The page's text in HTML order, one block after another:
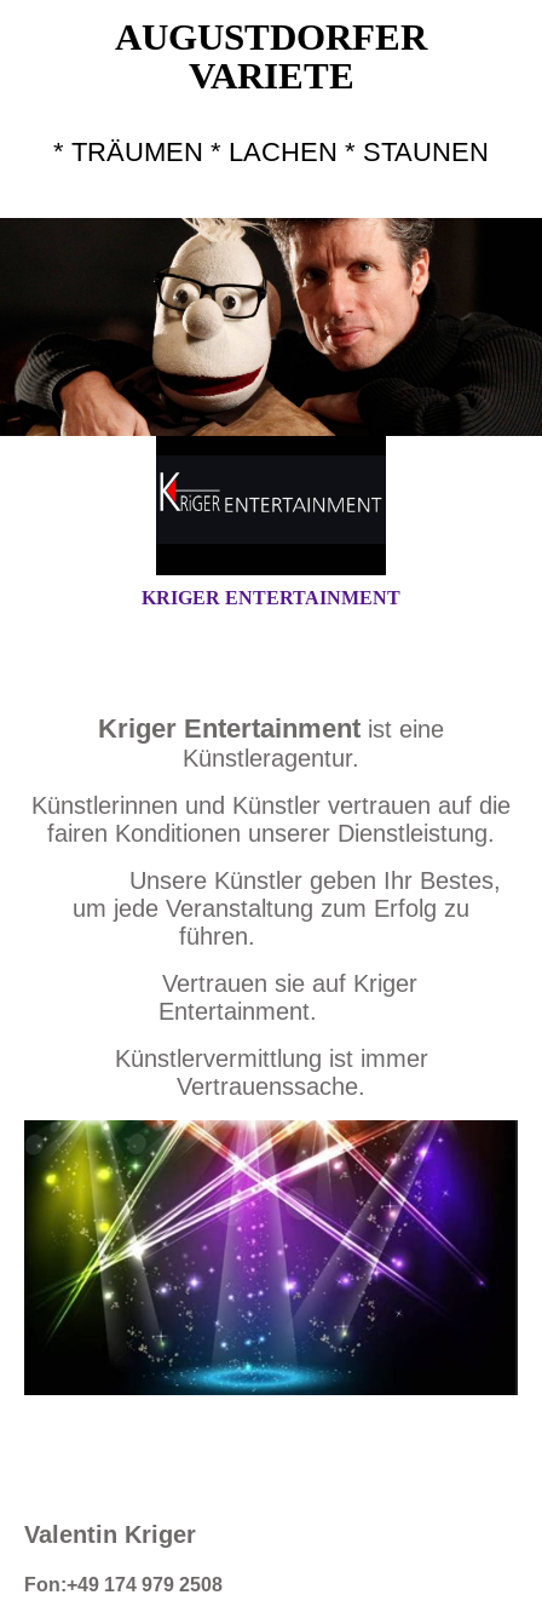
AUGUSTDORFER
VARIETE
* TRÄUMEN * LACHEN * STAUNEN
KRIGER ENTERTAINMENT
Kriger Entertainment ist eine
Künstleragentur.
Künstlerinnen und Künstler vertrauen auf die
fairen Konditionen unserer Dienstleistung.
Unsere Künstler geben Ihr Bestes,
um jede Veranstaltung zum Erfolg zu
führen.
Vertrauen sie auf Kriger
Entertainment.
Künstlervermittlung ist immer
Vertrauenssache.
Valentin Kriger
Fon:+49 174 979 2508